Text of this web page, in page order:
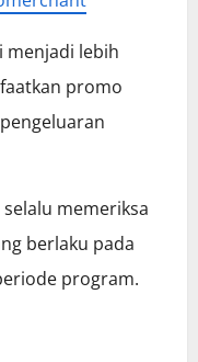
menjadi lebih
promo
memeriksa
berlaku pada
program.